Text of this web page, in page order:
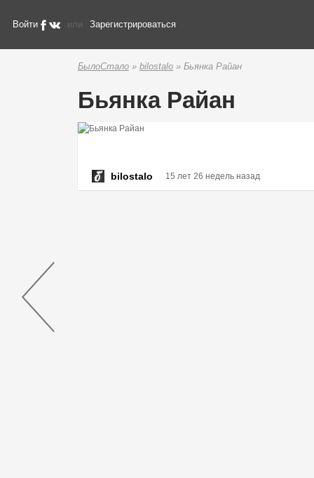
Войти или Зарегистрироваться
БылоСтало » bilostalo » Бьянка Райан
Бьянка Райан
bilostalo 15 лет 26 недель назад